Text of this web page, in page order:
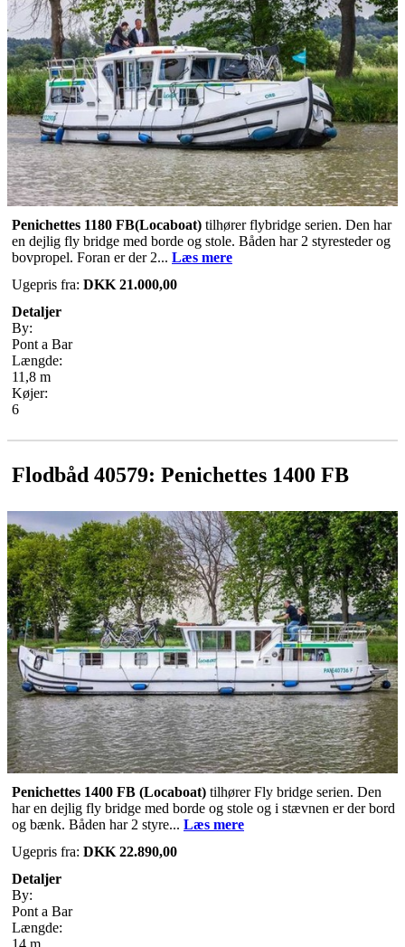
Penichettes 1180 FB(Locaboat) tilhører flybridge serien. Den har
en dejlig fly bridge med borde og stole. Båden har 2 styresteder og
bovpropel. Foran er der 2... Læs mere
Ugepris fra: DKK 21.000,00
Detaljer
By:
Pont a Bar
Længde:
11,8 m
Køjer:
6
Flodbåd 40579: Penichettes 1400 FB
Penichettes 1400 FB (Locaboat) tilhører Fly bridge serien. Den
har en dejlig fly bridge med borde og stole og i stævnen er der bord
og bænk. Båden har 2 styre... Læs mere
Ugepris fra: DKK 22.890,00
Detaljer
By:
Pont a Bar
Længde: